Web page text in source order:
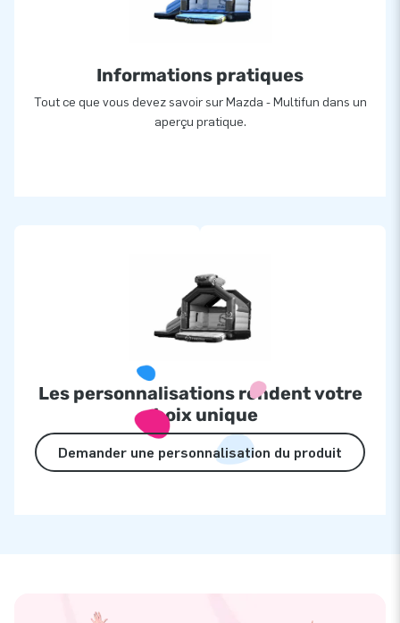
Informations pratiques
Tout ce que vous devez savoir sur Mazda - Multifun dans un
aperçu pratique.
Les personnalisations rendent votre
choix unique
Demander une personnalisation du produit